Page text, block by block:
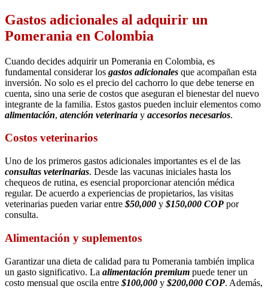
Gastos adicionales al adquirir un
Pomerania en Colombia
Cuando decides adquirir un Pomerania en Colombia, es
fundamental considerar los gastos adicionales que acompañan esta
inversión. No solo es el precio del cachorro lo que debe tenerse en
cuenta, sino una serie de costos que aseguran el bienestar del nuevo
integrante de la familia. Estos gastos pueden incluir elementos como
alimentación, atención veterinaria y accesorios necesarios.
Costos veterinarios
Uno de los primeros gastos adicionales importantes es el de las
consultas veterinarias. Desde las vacunas iniciales hasta los
chequeos de rutina, es esencial proporcionar atención médica
regular. De acuerdo a experiencias de propietarios, las visitas
veterinarias pueden variar entre $50,000 y $150,000 COP por
consulta.
Alimentación y suplementos
Garantizar una dieta de calidad para tu Pomerania también implica
un gasto significativo. La alimentación premium puede tener un
costo mensual que oscila entre $100,000 y $200,000 COP. Además,